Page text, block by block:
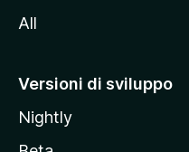
t
M
z
All
Versioni di sviluppo
Nightly